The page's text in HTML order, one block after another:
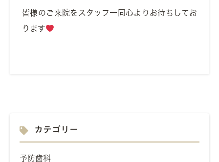
皆様のご来院をスタッフ一同心よりお待ちしてお
ります
カテゴリー
予防歯科